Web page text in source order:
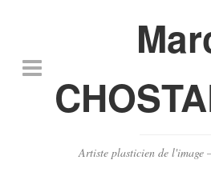
Artiste plasticien de l'image